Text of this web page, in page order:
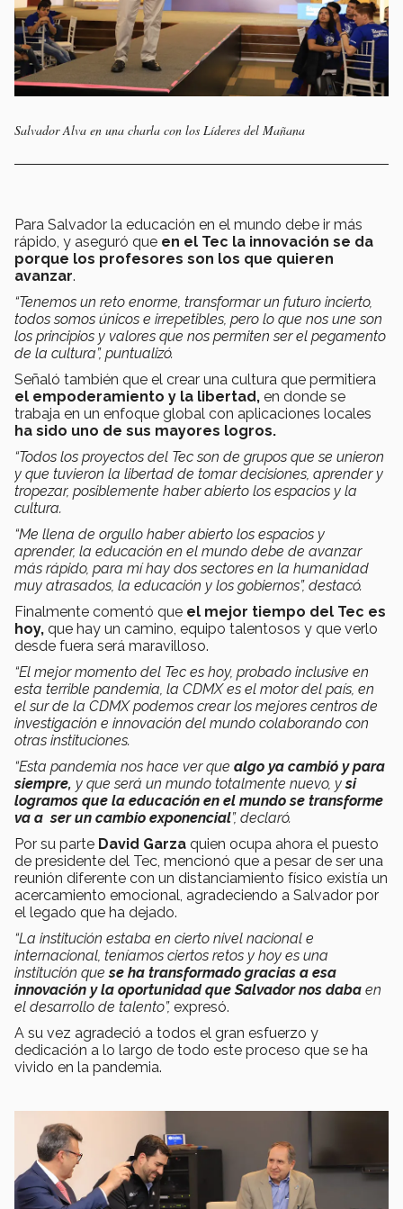
Salvador Alva en una charla con los Líderes del Mañana
Para Salvador la educación en el mundo debe ir más
rápido, y aseguró que en el Tec la innovación se da
porque los profesores son los que quieren
avanzar.
“Tenemos un reto enorme, transformar un futuro incierto,
todos somos únicos e irrepetibles, pero lo que nos une son
los principios y valores que nos permiten ser el pegamento
de la cultura”, puntualizó.
Señaló también que el crear una cultura que permitiera
el empoderamiento y la libertad, en donde se
trabaja en un enfoque global con aplicaciones locales
ha sido uno de sus mayores logros.
“Todos los proyectos del Tec son de grupos que se unieron
y que tuvieron la libertad de tomar decisiones, aprender y
tropezar, posiblemente haber abierto los espacios y la
cultura.
“Me llena de orgullo haber abierto los espacios y
aprender, la educación en el mundo debe de avanzar
más rápido, para mí hay dos sectores en la humanidad
muy atrasados, la educación y los gobiernos”, destacó.
Finalmente comentó que el mejor tiempo del Tec es
hoy, que hay un camino, equipo talentosos y que verlo
desde fuera será maravilloso.
“El mejor momento del Tec es hoy, probado inclusive en
esta terrible pandemia, la CDMX es el motor del país, en
el sur de la CDMX podemos crear los mejores centros de
investigación e innovación del mundo colaborando con
otras instituciones.
“Esta pandemia nos hace ver que algo ya cambió y para
siempre, y que será un mundo totalmente nuevo, ysi
logramos que la educación en el mundo se transforme
va a ser un cambio exponencial”, declaró.
Por su parte David Garza quien ocupa ahora el puesto
de presidente del Tec, mencionó que a pesar de ser una
reunión diferente con un distanciamiento físico existía un
acercamiento emocional, agradeciendo a Salvador por
el legado que ha dejado.
“La institución estaba en cierto nivel nacional e
internacional, teníamos ciertos retos y hoy es una
institución quese ha transformado gracias a esa
innovación y la oportunidad que Salvador nos daba en
el desarrollo de talento”, expresó.
A su vez agradeció a todos el gran esfuerzo y
dedicación a lo largo de todo este proceso que se ha
vivido en la pandemia.